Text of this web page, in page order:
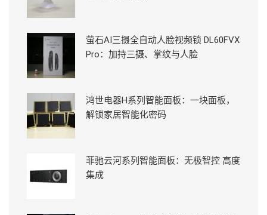
萤石AI三摄全自动人脸视频锁 DL60FVX
Pro：加持三摄、掌纹与人脸
鸿世电器H系列智能面板：一块面板，
解锁家居智能化密码
菲驰云河系列智能面板：无极智控 高度
集成